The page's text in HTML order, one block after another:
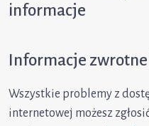
informacje
Informacje
Wszystkie problemy z
internetowej możesz